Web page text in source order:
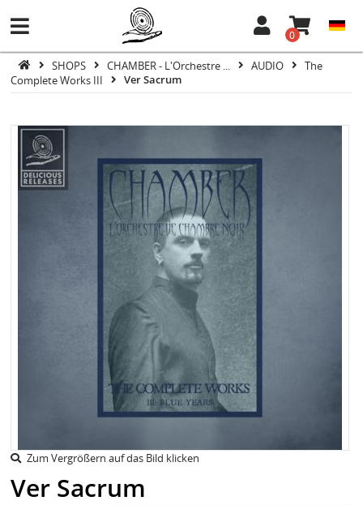
0
SHOPS CHAMBER - L'Orchestre ... AUDIO
The
Complete Works III
Ver Sacrum
Zum Vergrößern auf das Bild klicken
Ver Sacrum